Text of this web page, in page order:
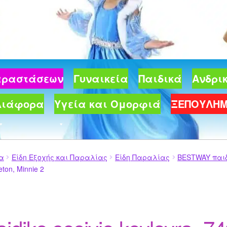
Γυναικεία Παιδικά
Υγεία και Ομορφιά
Είδη Εξοχής και Παραλίας Είδη Παραλίας
BESTWAY
Minnie 2